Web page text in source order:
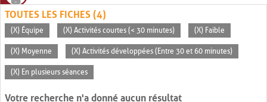
TOUTES LES FICHES (4)
(X) Équipe (X) Activités courtes (< 30 minutes) (X) Faible
(X) Moyenne (X) Activités développées (Entre 30 et 60 minutes)
(X) En plusieurs séances
Votre recherche n'a donné aucun résultat